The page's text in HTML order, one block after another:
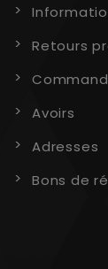
Retours
Avoirs
Adresses
Bons de